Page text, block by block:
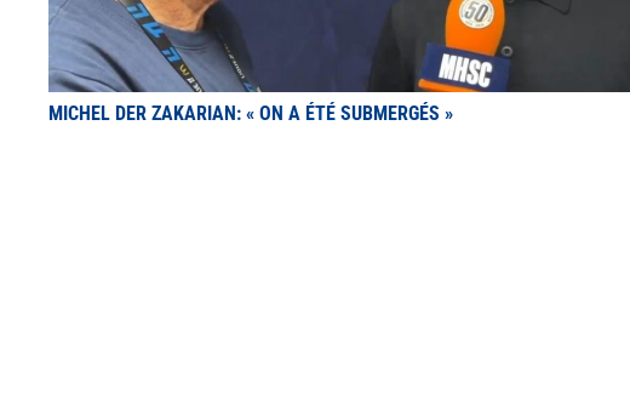
MICHEL DER ZAKARIAN: « ON A ÉTÉ SUBMERGÉS »